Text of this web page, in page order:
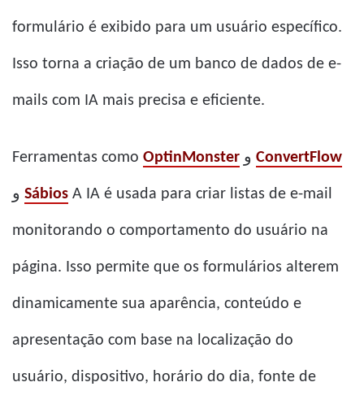
formulário é exibido para um usuário específico.
Isso torna a criação de um banco de dados de e-
mails com IA mais precisa e eficiente.
Ferramentas como OptinMonster ConvertFlow
Sábios A IA é usada para criar listas de e-mail
monitorando o comportamento do usuário na
página. Isso permite que os formulários alterem
dinamicamente sua aparência, conteúdo e
apresentação com base na localização do
usuário, dispositivo, horário do dia, fonte de